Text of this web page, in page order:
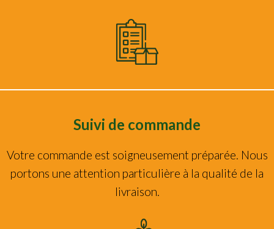
Suivi de commande
Votre commande est soigneusement préparée. Nous
portons une attention particulière à la qualité de la
livraison.